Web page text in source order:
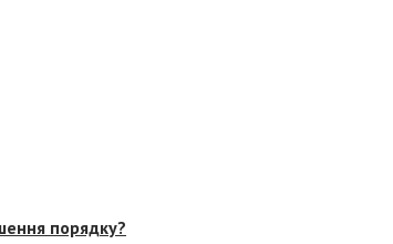
порядку?